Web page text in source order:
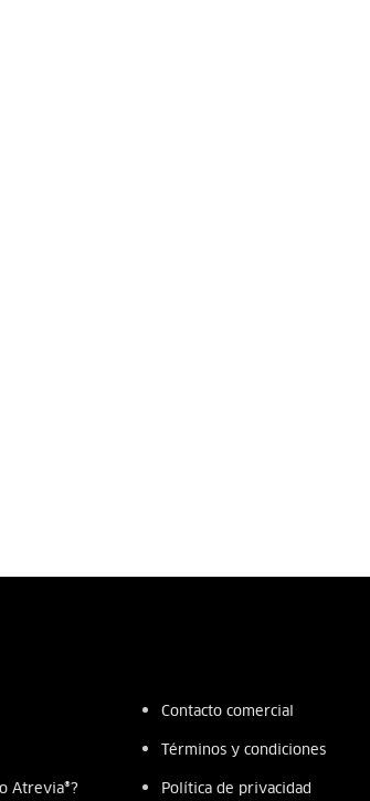
Atrevia®?
Contacto comercial
Términos y condiciones
Política de privacidad